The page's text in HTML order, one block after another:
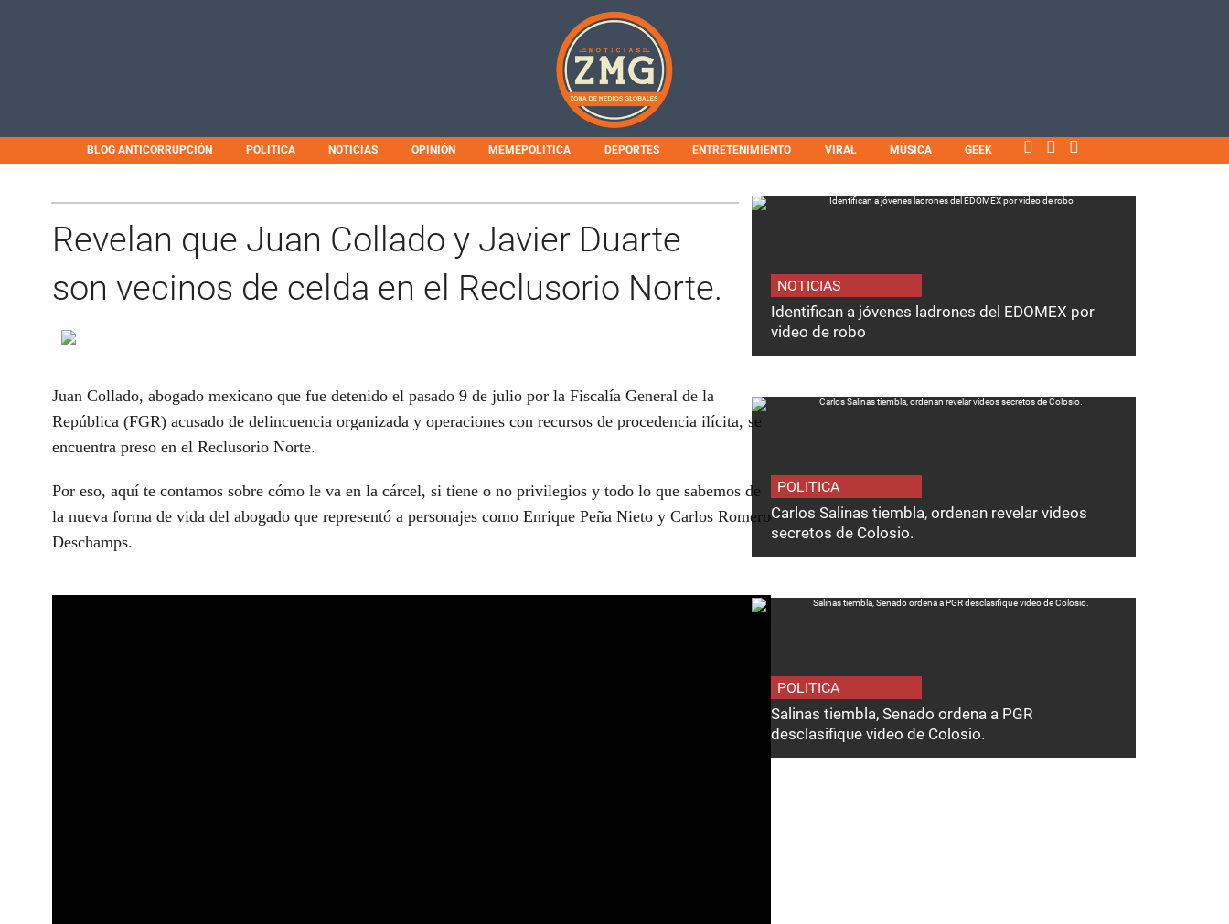
BLOG ANTICORRUPCIÓN POLITICA NOTICIAS OPINIÓN MEMEPOLITICA DEPORTES ENTRETENIMIENTO VIRAL MÚSICA GEEK
Revelan que Juan Collado y Javier Duarte
son vecinos de celda en el Reclusorio Norte.
Juan Collado, abogado mexicano que fue detenido el pasado 9 de julio por la Fiscalía General de la
República (FGR) acusado de delincuencia organizada y operaciones con recursos de procedencia ilícita, se
encuentra preso en el Reclusorio Norte.
Por eso, aquí te contamos sobre cómo le va en la cárcel, si tiene o no privilegios y todo lo que sabemos de
la nueva forma de vida del abogado que representó a personajes como Enrique Peña Nieto y Carlos Romero
Deschamps.
NOTICIAS
Identifican a jóvenes ladrones del EDOMEX por
video de robo
POLITICA
Carlos Salinas tiembla, ordenan revelar videos
secretos de Colosio.
POLITICA
Salinas tiembla, Senado ordena a PGR
desclasifique video de Colosio.